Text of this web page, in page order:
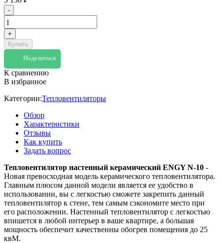
-
+
Купить
Поделиться
К сравнению
В избранное
Категории:Тепловентиляторы
Обзор
Характеристики
Отзывы
Как купить
Задать вопрос
Тепловентилятор настенный керамический ENGY N-10 -
Новая превосходная модель керамического тепловентилятора.
Главным плюсом данной модели является ее удобство в
использовании, вы с легкостью сможете закрепить данный
тепловентилятор к стене, тем самым сэкономите место при
его расположении. Настенный тепловентилятор с легкостью
впишется в любой интерьер в ваше квартире, а большая
мощность обеспечит качественны обогрев помещения до 25
квМ.